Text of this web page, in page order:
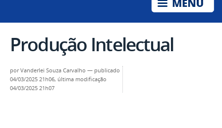
Produção Intelectual
porVanderlei Souza Carvalho — publicado
04/03/2025 21h06, última modificação
04/03/2025 21h07